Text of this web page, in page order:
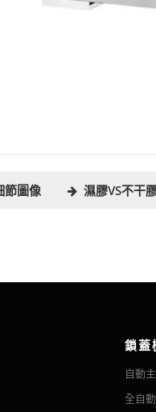
節圖像 濕膠VS不干
更換零件少，標籤兩端只有
有區別，濕膠標籤是平版印
紙質面材、粘合劑和紙質或
護性襯裡上取下。
摘要 圓瓶式自動
鎖蓋
自動
全自